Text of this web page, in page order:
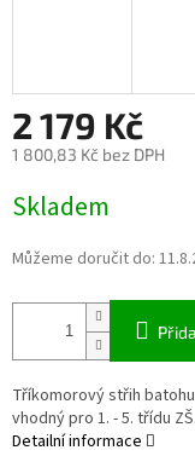
2 179 Kč
1 800,83 Kč bez DPH
cena:
Skladem
Můžeme doručit do:
Tříkomorový střih
vhodný pro 1. - 5. třídu
Detailní informace